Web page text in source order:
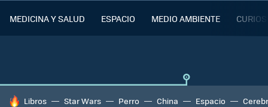
MEDICINA Y SALUD ESPACIO MEDIO AMBIENTE
HOY SE HABLA DE
Libros Star Wars Perro China Espacio